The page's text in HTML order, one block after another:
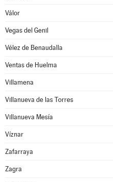
Válor
Vegas del Genil
Vélez de Benaudalla
Ventas de Huelma
Villamena
Villanueva de las Torres
Villanueva Mesía
Víznar
Zafarraya
Zagra